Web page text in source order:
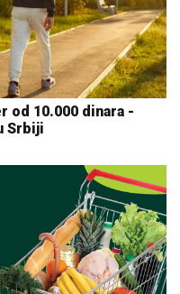
od 10.000 dinara -
Srbiji